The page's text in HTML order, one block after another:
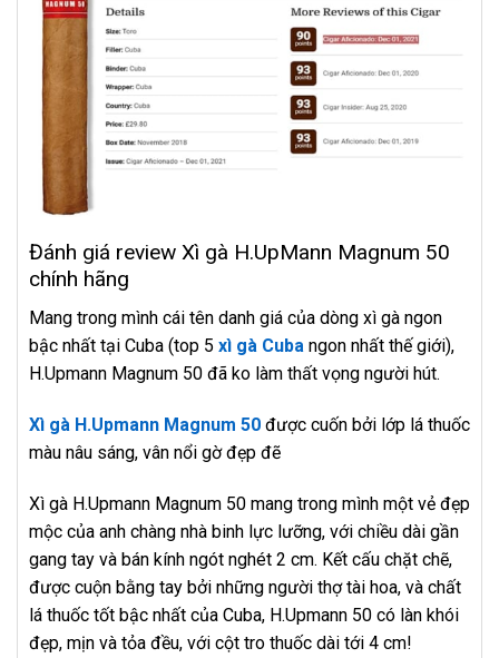
Đánh giá review Xì gà H.UpMann Magnum 50
chính hãng
Mang trong mình cái tên danh giá của dòng xì gà ngon
bậc nhất tại Cuba (top 5 xì gà Cuba ngon nhất thế giới),
H.Upmann Magnum 50 đã ko làm thất vọng người hút.
Xì gà H.Upmann Magnum 50 được cuốn bởi lớp lá thuốc
màu nâu sáng, vân nổi gờ đẹp đẽ
Xì gà H.Upmann Magnum 50 mang trong mình một vẻ đẹp
mộc của anh chàng nhà binh lực lưỡng, với chiều dài gần
gang tay và bán kính ngót nghét 2 cm. Kết cấu chặt chẽ,
được cuộn bằng tay bởi những người thợ tài hoa, và chất
lá thuốc tốt bậc nhất của Cuba, H.Upmann 50 có làn khói
đẹp, mịn và tỏa đều, với cột tro thuốc dài tới 4 cm!